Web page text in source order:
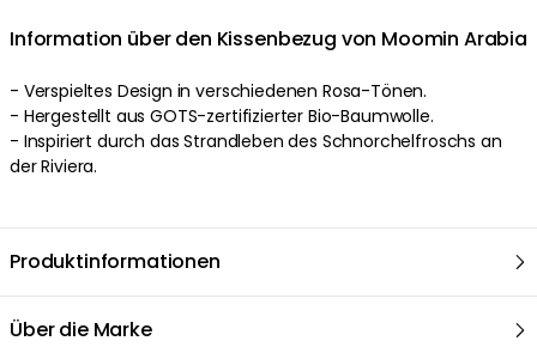
Information über den Kissenbezug von Moomin Arabia
- Verspieltes Design in verschiedenen Rosa-Tönen.
- Hergestellt aus GOTS-zertifizierter Bio-Baumwolle.
- Inspiriert durch das Strandleben des Schnorchelfroschs an
der Riviera.
Produktinformationen
Über die Marke